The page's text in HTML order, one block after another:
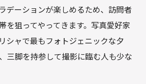
デーションが楽しめるため、訪問者
を狙ってやってきます。写真愛好家
シャで最もフォトジェニックな夕
三脚を持参して撮影に臨む人も少な